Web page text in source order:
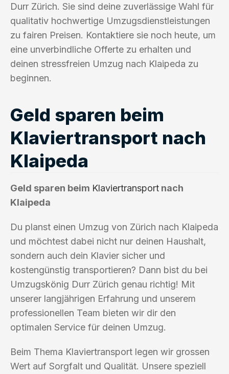
Durr Zürich. Sie sind deine zuverlässige Wahl für
qualitativ hochwertige Umzugsdienstleistungen
zu fairen Preisen. Kontaktiere sie noch heute, um
eine unverbindliche Offerte zu erhalten und
deinen stressfreien Umzug nach Klaipeda zu
beginnen.
Geld sparen beim
Klaviertransport nach
Klaipeda
Geld sparen beim Klaviertransport nach
Klaipeda
Du planst einen Umzug von Zürich nach Klaipeda
und möchtest dabei nicht nur deinen Haushalt,
sondern auch dein Klavier sicher und
kostengünstig transportieren? Dann bist du bei
Umzugskönig Durr Zürich genau richtig! Mit
unserer langjährigen Erfahrung und unserem
professionellen Team bieten wir dir den
optimalen Service für deinen Umzug.
Beim Thema Klaviertransport legen wir grossen
Wert auf Sorgfalt und Qualität. Unsere speziell